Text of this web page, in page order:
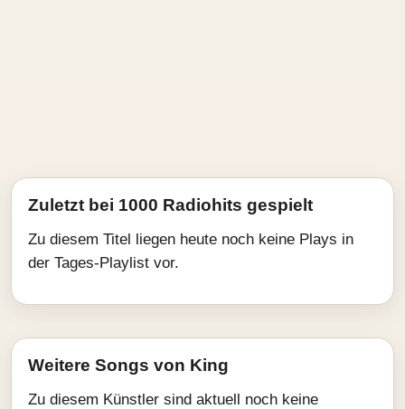
Zuletzt bei 1000 Radiohits gespielt
Zu diesem Titel liegen heute noch keine Plays in
der Tages-Playlist vor.
Weitere Songs von King
Zu diesem Künstler sind aktuell noch keine